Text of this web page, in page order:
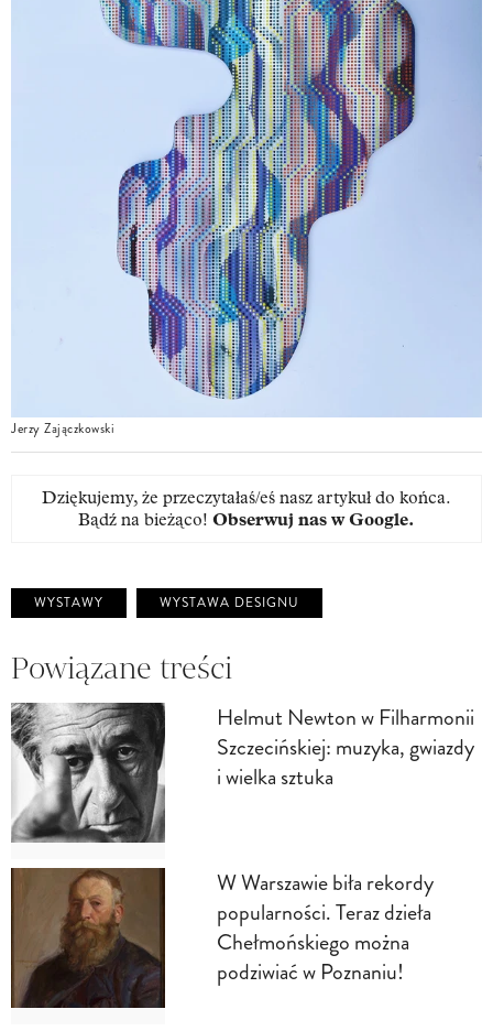
Jerzy Zajączkowski
Dziękujemy, że przeczytałaś/eś nasz artykuł do końca.
Bądź na bieżąco! Obserwuj nas w Google.
WYSTAWY WYSTAWA DESIGNU
Powiązane treści
Helmut Newton w Filharmonii
Szczecińskiej: muzyka, gwiazdy
i wielka sztuka
W Warszawie biła rekordy
popularności. Teraz dzieła
Chełmońskiego można
podziwiać w Poznaniu!